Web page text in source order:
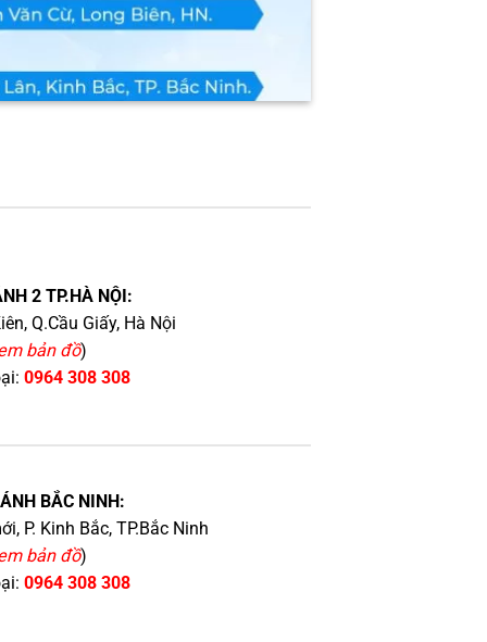
2 TP.HÀ NỘI:
Q.Cầu Giấy, Hà Nội
bản đồ)
0964 308 308
BẮC NINH:
P. Kinh Bắc, TP.Bắc Ninh
bản đồ)
0964 308 308